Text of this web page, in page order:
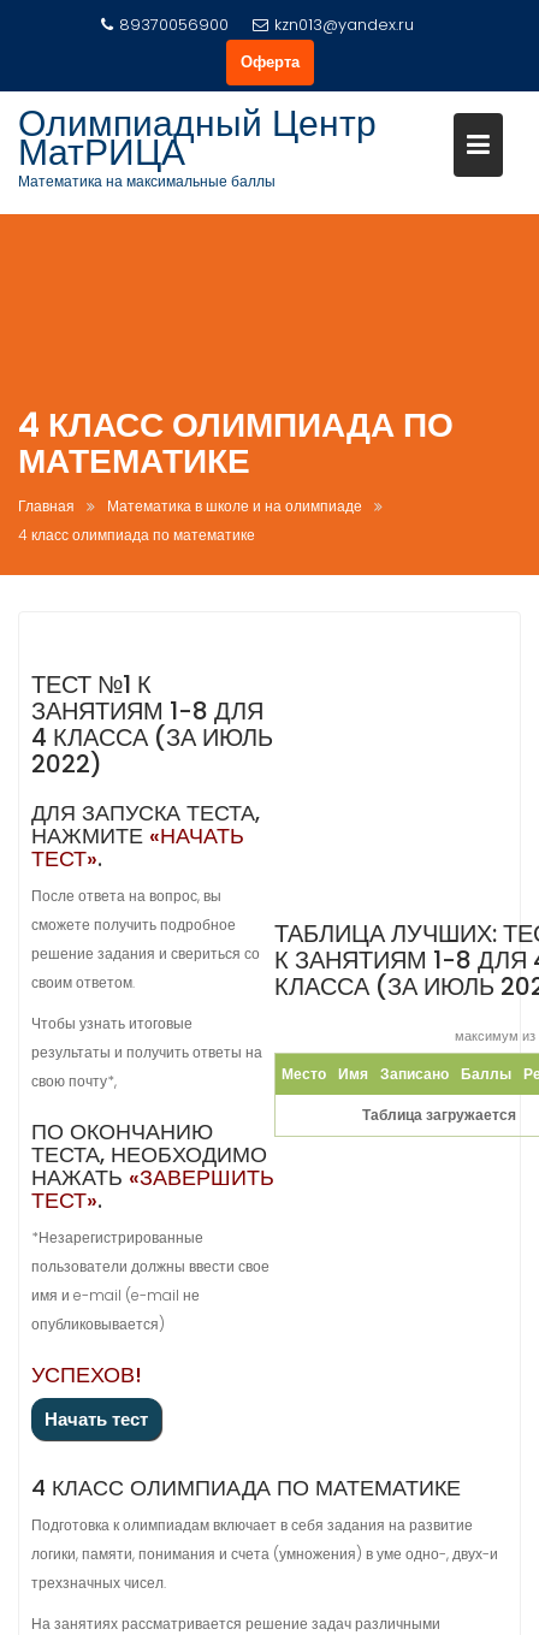
89370056900
kzn013@yandex.ru
Оферта
Олимпиадный Центр
МатРИЦА
Математика на максимальные баллы
4 КЛАСС ОЛИМПИАДА ПО
МАТЕМАТИКЕ
Главная
Математика в школе и на олимпиаде
4 класс олимпиада по математике
ТЕСТ №1 К
ЗАНЯТИЯМ 1-8 ДЛЯ
4 КЛАССА (ЗА ИЮЛЬ
2022)
ДЛЯ ЗАПУСКА ТЕСТА,
НАЖМИТЕ «НАЧАТЬ
ТЕСТ».
После ответа на вопрос, вы
сможете получить подробное
решение задания и свериться со
своим ответом.
Чтобы узнать итоговые
результаты и получить ответы на
свою почту*,
ПО ОКОНЧАНИЮ
ТЕСТА, НЕОБХОДИМО
НАЖАТЬ «ЗАВЕРШИТЬ
ТЕСТ».
*Незарегистрированные
пользователи должны ввести свое
имя и e-mail (e-mail не
опубликовывается)
УСПЕХОВ!
ТАБЛИЦА ЛУЧШИХ:
К ЗАНЯТИЯМ 1-8 ДЛЯ
КЛАССА (ЗА ИЮЛЬ
максимум
Место Имя Записано Баллы
Таблица загружается
4 КЛАСС ОЛИМПИАДА ПО МАТЕМАТИКЕ
Подготовка к олимпиадам включает в себя задания на развитие
логики, памяти, понимания и счета (умножения) в уме одно-, двух-и
трехзначных чисел.
На занятиях рассматривается решение задач различными